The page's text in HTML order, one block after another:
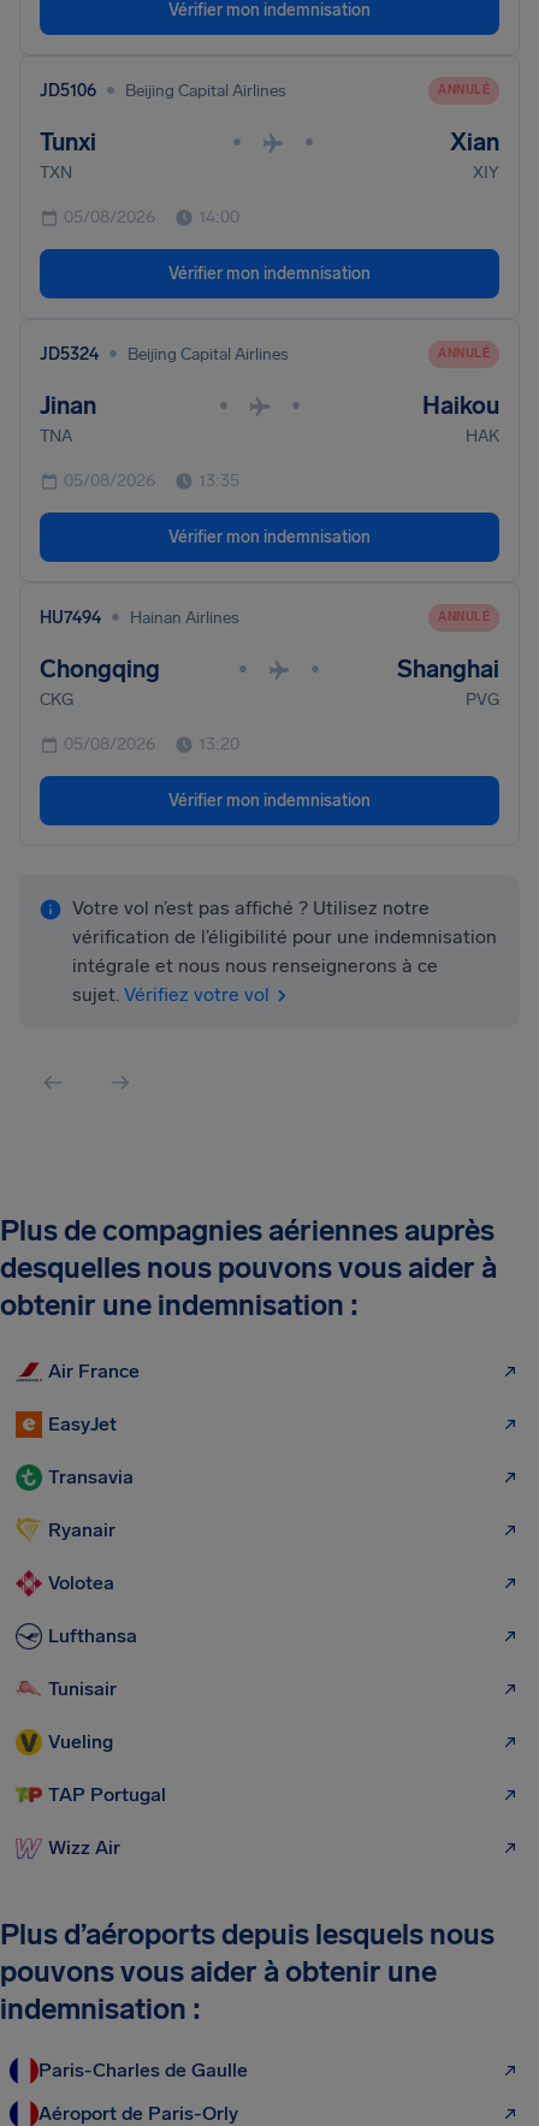
Vérifier mon indemnisation
JD5106 • Beijing Capital Airlines ANNULÉ
Tunxi • • Xian
TXN XIY
05/08/2026 14:00
Vérifier mon indemnisation
JD5324 • Beijing Capital Airlines ANNULÉ
Jinan • • Haikou
TNA HAK
05/08/2026 13:35
Vérifier mon indemnisation
HU7494 • Hainan Airlines ANNULÉ
Chongqing • • Shanghai
CKG PVG
05/08/2026 13:20
Vérifier mon indemnisation
Votre vol n’est pas affiché ? Utilisez notre
vérification de l’éligibilité pour une indemnisation
intégrale et nous nous renseignerons à ce
sujet. Vérifiez votre vol
Plus de compagnies aériennes auprès
desquelles nous pouvons vous aider à
obtenir une indemnisation :
Air France
EasyJet
Transavia
Ryanair
Volotea
Lufthansa
Tunisair
Vueling
TAP Portugal
Wizz Air
Plus d’aéroports depuis lesquels nous
pouvons vous aider à obtenir une
indemnisation :
Paris-Charles de Gaulle
Aéroport de Paris-Orly